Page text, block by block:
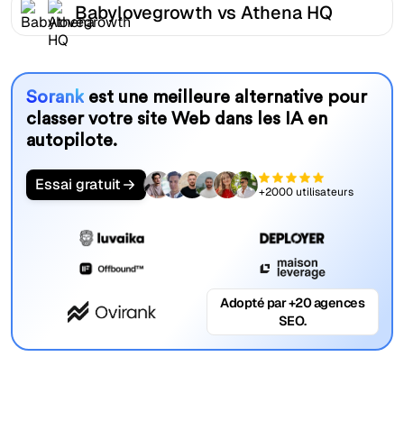
Babylovegrowth vs Athena HQ
Sorankest une meilleure alternative pour
classer votre site Web dans les IA en
autopilote.
Essai gratuit +2000 utilisateurs
Adopté par +20 agences
SEO.